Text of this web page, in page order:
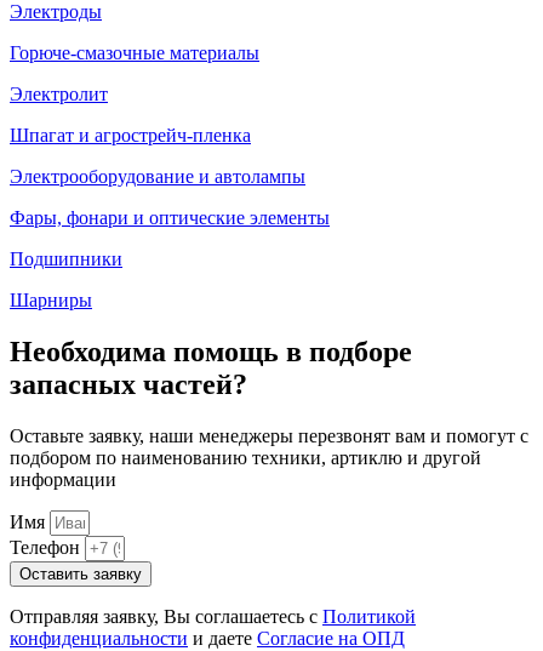
Электроды
Горюче-смазочные материалы
Электролит
Шпагат и агрострейч-пленка
Электрооборудование и автолампы
Фары, фонари и оптические элементы
Подшипники
Шарниры
Необходима помощь в подборе
запасных частей?
Оставьте заявку, наши менеджеры перезвонят вам и помогут с
подбором по наименованию техники, артиклю и другой
информации
Имя
Телефон
Оставить заявку
Отправляя заявку, Вы соглашаетесь с Политикой
конфиденциальности и даете Согласие на ОПД